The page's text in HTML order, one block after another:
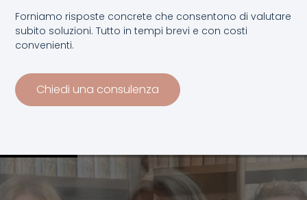
Forniamo risposte concrete che consentono di valutare
subito soluzioni. Tutto in tempi brevi e con costi
convenienti.
Chiedi una consulenza